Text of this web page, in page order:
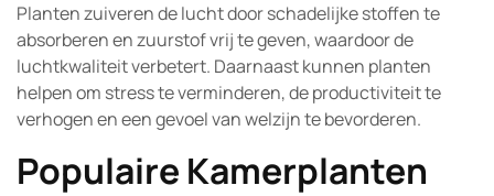
Planten zuiveren de lucht door schadelijke stoffen te
absorberen en zuurstof vrij te geven, waardoor de
luchtkwaliteit verbetert. Daarnaast kunnen planten
helpen om stress te verminderen, de productiviteit te
verhogen en een gevoel van welzijn te bevorderen.
Populaire Kamerplanten